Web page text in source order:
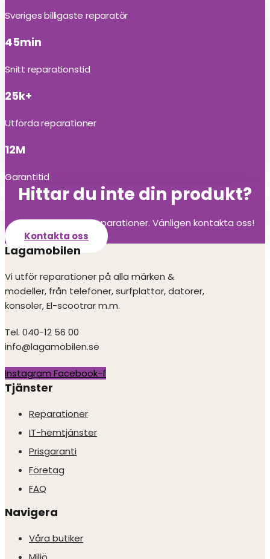
Sveriges billigaste reparatör
45min
Snitt reparationstid
25k+
Utförda reparationer
12M
Garantitid
Hittar du inte din produkt?
Vi utför alla olika reparationer. Vänligen kontakta oss!
Kontakta oss
Lagamobilen
Vi utför reparationer på alla märken &
modeller, från telefoner, surfplattor, datorer,
konsoler, El-scootrar m.m.
Tel. 040-12 56 00
info@lagamobilen.se
Instagram Facebook-f
Tjänster
Reparationer
IT-hemtjänster
Prisgaranti
Företag
FAQ
Navigera
Våra butiker